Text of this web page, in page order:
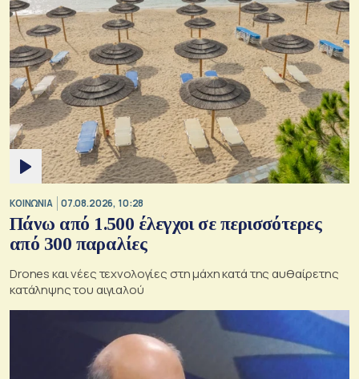
ΚΟΙΝΩΝΙΑ 07.08.2026, 10:28
Πάνω από 1.500 έλεγχοι σε περισσότερες
από 300 παραλίες
Drones και νέες τεχνολογίες στη μάχη κατά της αυθαίρετης
κατάληψης του αιγιαλού